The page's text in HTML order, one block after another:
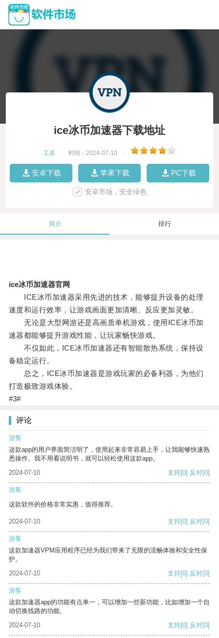
ice冰币加速器下载地址
工具 时间：2024-07-10
安卓下载 苹果下载 PC下载
安卓市场，安全绿色
简介 排行
ice冰币加速器官网
ICE冰币加速器采用先进的技术，能够提升设备的处理
速度和运行效率，让游戏画面更加清晰、反应更加灵敏。
无论是大型网游还是高画质单机游戏，使用ICE冰币加
速器都能够提升游戏性能，让玩家畅快游戏。
不仅如此，ICE冰币加速器还有智能散热系统，保持设
备稳定运行。
总之，ICE冰币加速器是游戏玩家的必备利器，为他们
打造极致游戏体验。
#3#
评论
游客
这款app的用户界面简洁明了，使用起来非常容易上手，让我能够快速熟
悉操作。我不用看说明书，就可以轻松使用这款app。
2024-07-10
支持[0] 反对[0]
游客
这款软件的价格非常实惠，值得推荐。
2024-07-10 支持[0] 反对[0]
游客
这款加速器VPM应用程序已经为我们带来了无限的流畅体验和安全性保
护。
2024-07-10
支持[0] 反对[0]
游客
这款加速器app的功能有点单一，可以增加一些新功能，比如增加一个自
动切换线路的功能。
2024-07-10
支持[0] 反对[0]